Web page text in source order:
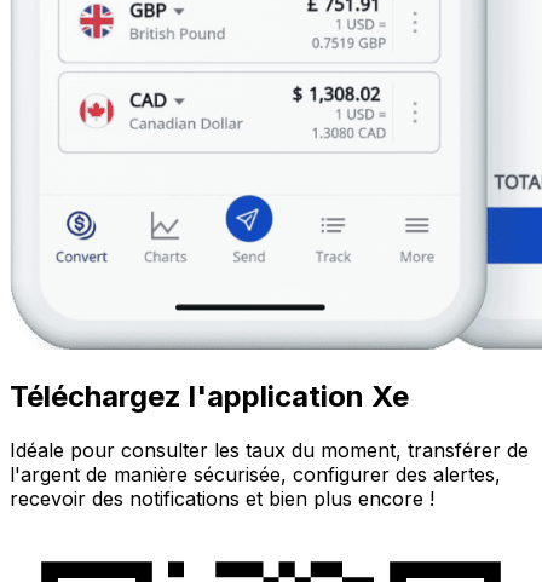
Téléchargez l'application Xe
Idéale pour consulter les taux du moment, transférer de
l'argent de manière sécurisée, configurer des alertes,
recevoir des notifications et bien plus encore !